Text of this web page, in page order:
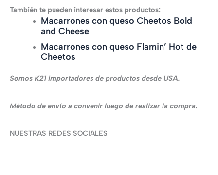
También te pueden interesar estos productos:
Macarrones con queso Cheetos Bold
and Cheese
Macarrones con queso Flamin’ Hot de
Cheetos
Somos K21 importadores de productos desde USA.
Método de envío a convenir luego de realizar la compra.
NUESTRAS REDES SOCIALES